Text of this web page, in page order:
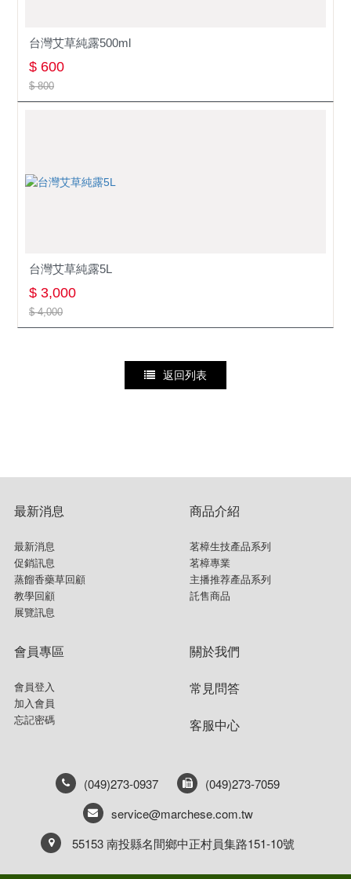
台灣艾草純露500ml
$ 600
$ 800
台灣艾草純露5L
$ 3,000
$ 4,000
返回列表
最新消息
最新消息
促銷訊息
蒸餾香藥草回顧
教學回顧
展覽訊息
商品介紹
茗樟生技產品系列
茗樟專業
主播推荐產品系列
託售商品
會員專區
會員登入
加入會員
忘記密碼
關於我們
常見問答
客服中心
(049)273-0937
(049)273-7059
service@marchese.com.tw
55153 南投縣名間鄉中正村員集路151-10號